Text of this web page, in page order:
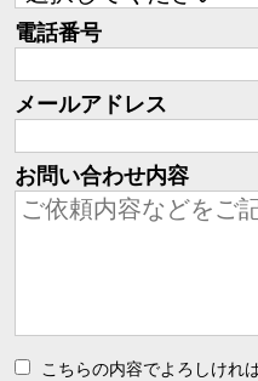
電話番号
メールアドレス
お問い合わせ内容
こちらの内容でよろしけれ